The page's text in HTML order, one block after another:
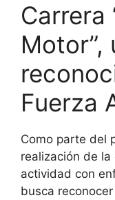
Carrera
Motor”,
Fuerza
Como parte del
realización de la
actividad con
busca